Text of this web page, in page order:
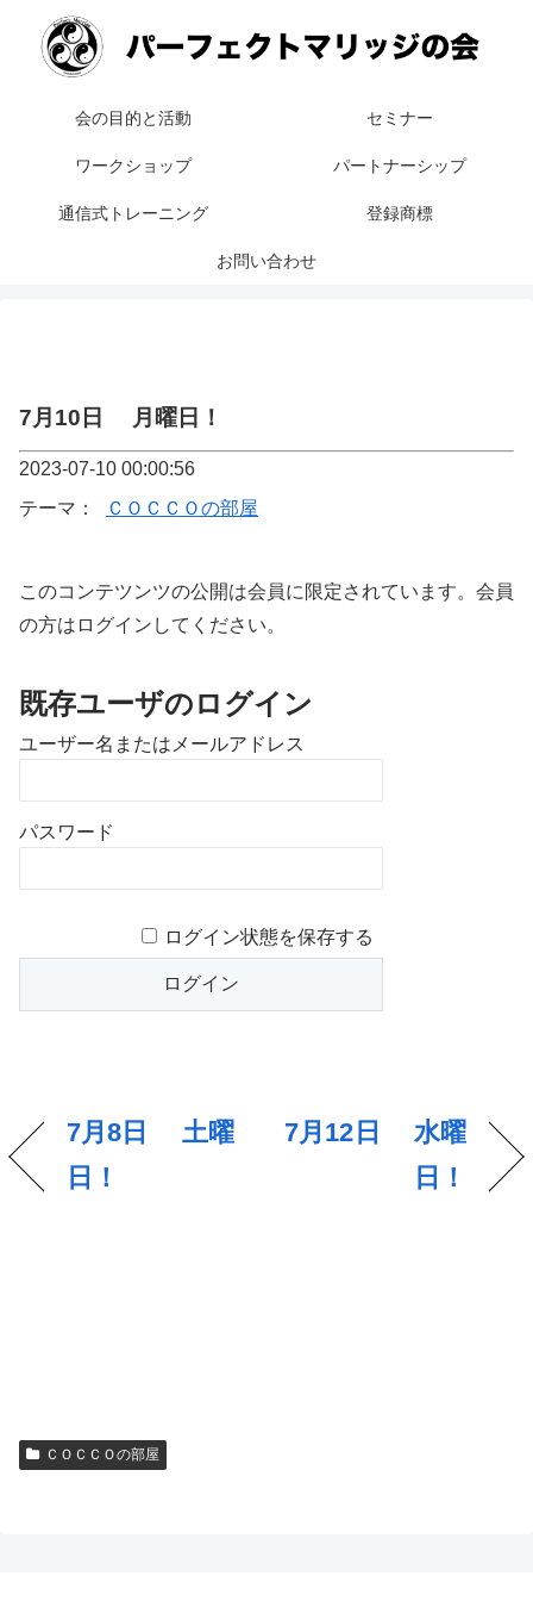
会の目的と活動 セミナー
ワークショップ パートナーシップ
通信式トレーニング 登録商標
お問い合わせ
7月10日 月曜日！
2023-07-10 00:00:56
テーマ：
ＣＯＣＣＯの部屋
このコンテツンツの公開は会員に限定されています。会員
の方はログインしてください。
既存ユーザのログイン
ユーザー名またはメールアドレス
パスワード
ログイン状態を保存する
7月8日 土曜
日！
7月12日 水曜
日！
ＣＯＣＣＯの部屋